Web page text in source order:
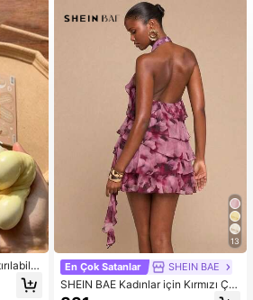
v
Doğu
13
En Çok Satanlar SHEIN BAE
SHEIN BAE Kadınlar için Kırmızı Çiç
ekli Batik Desenli Askılı Yaka Fırfırlı